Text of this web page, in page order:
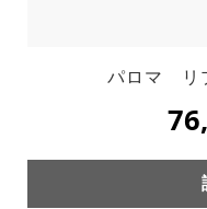
パロマ リ